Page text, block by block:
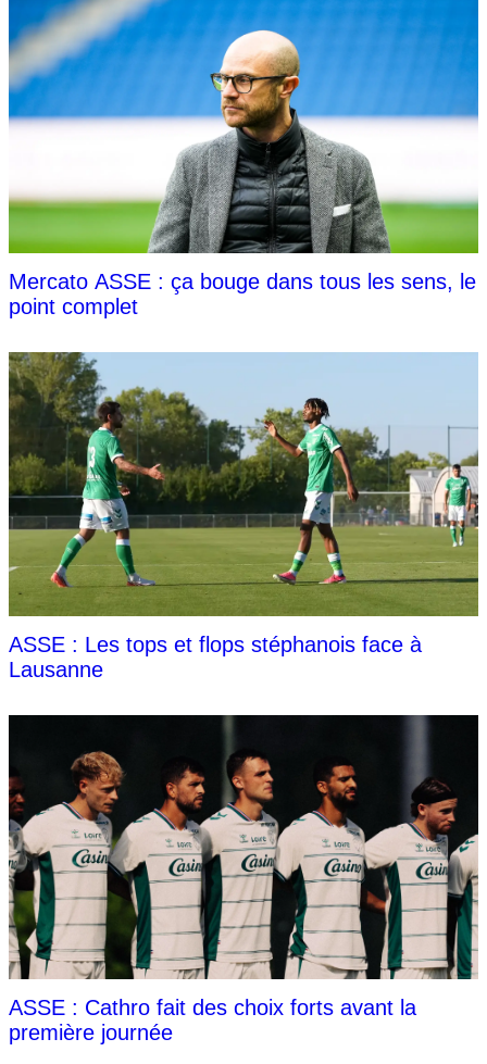
Mercato ASSE : ça bouge dans tous les sens, le
point complet
ASSE : Les tops et flops stéphanois face à
Lausanne
ASSE : Cathro fait des choix forts avant la
première journée